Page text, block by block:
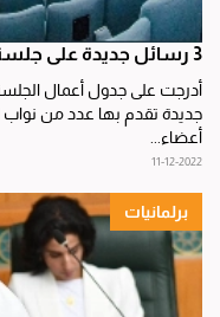
3 رسائل جديدة على جلسة الغد أبرزها سرقات البحث العلمي
جديدة تقدم بها عدد من نواب
أعضاء...
11-12-2022
برلمانيات